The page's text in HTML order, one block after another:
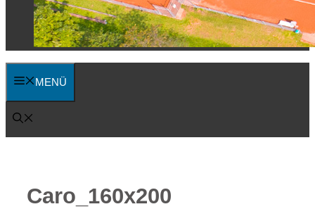
MENÜ
Caro_160x200